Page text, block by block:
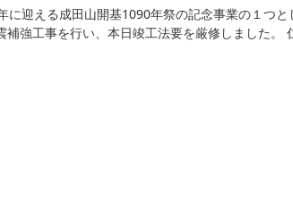
に迎える成田山開基1090年祭の記念事業の１つ
補強工事を行い、本日竣工法要を厳修しました。